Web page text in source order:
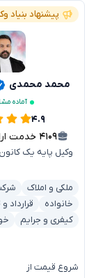
پیشنهاد بنیاد
محمد محمدی
آماده
۴.۹
۴۱۰۹ خدمت
وکیل پایه یک
ملکی و املاک
خانواده
قرارداد
کیفری و جرایم
شروع قیمت از